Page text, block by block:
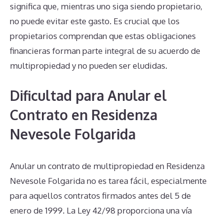
significa que, mientras uno siga siendo propietario,
no puede evitar este gasto. Es crucial que los
propietarios comprendan que estas obligaciones
financieras forman parte integral de su acuerdo de
multipropiedad y no pueden ser eludidas.
Dificultad para Anular el
Contrato en Residenza
Nevesole Folgarida
Anular un contrato de multipropiedad en Residenza
Nevesole Folgarida no es tarea fácil, especialmente
para aquellos contratos firmados antes del 5 de
enero de 1999. La Ley 42/98 proporciona una vía